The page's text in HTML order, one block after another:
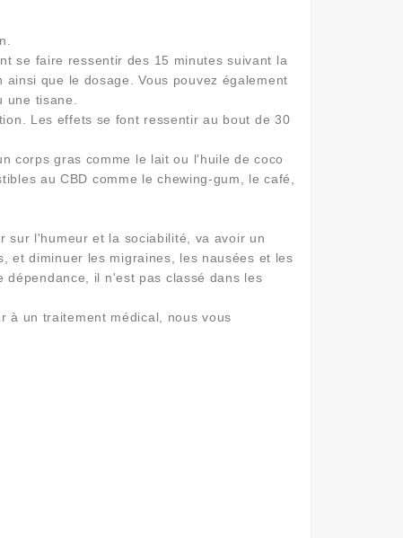
se faire ressentir des 15 minutes suivant la
que le dosage. Vous pouvez également
une tisane.
Les effets se font ressentir au bout de 30
corps gras comme le lait ou l'huile de coco
au CBD comme le chewing-gum, le café,
sur l'humeur et la sociabilité, va avoir un
et diminuer les migraines, les nausées et les
il n'est pas classé dans les
à un traitement médical, nous vous